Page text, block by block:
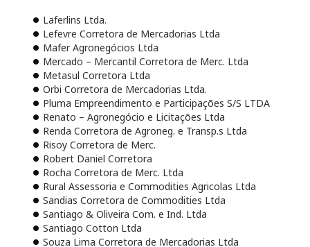
Laferlins Ltda.
Lefevre Corretora de Mercadorias Ltda
Mafer Agronegócios Ltda
Mercado – Mercantil Corretora de Merc. Ltda
Metasul Corretora Ltda
Orbi Corretora de Mercadorias Ltda.
Pluma Empreendimento e Participações S/S LTDA
Renato – Agronegócio e Licitações Ltda
Renda Corretora de Agroneg. e Transp.s Ltda
Risoy Corretora de Merc.
Robert Daniel Corretora
Rocha Corretora de Merc. Ltda
Rural Assessoria e Commodities Agricolas Ltda
Sandias Corretora de Commodities Ltda
Santiago & Oliveira Com. e Ind. Ltda
Santiago Cotton Ltda
Souza Lima Corretora de Mercadorias Ltda